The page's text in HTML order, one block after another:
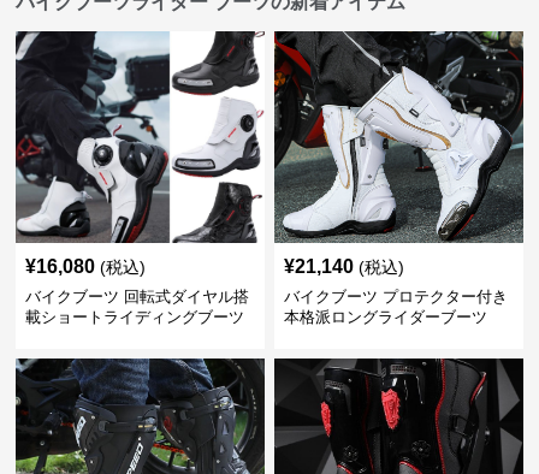
¥16,080 (税込)
バイクブーツ 回転式ダイヤル搭
載ショートライディングブーツ
¥21,140 (税込)
バイクブーツ プロテクター付き
本格派ロングライダーブーツ